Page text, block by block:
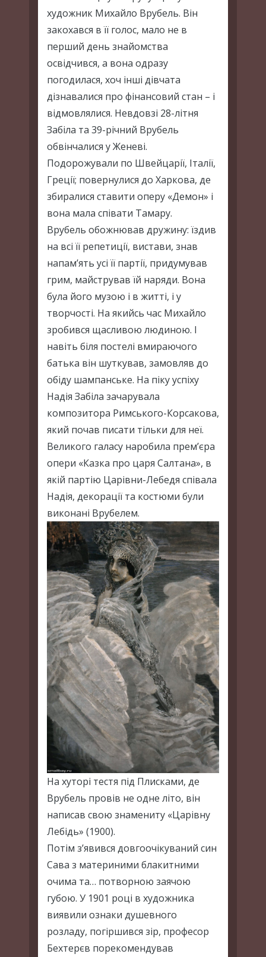
художник Михайло Врубель. Він
закохався в її голос, мало не в
перший день знайомства
освідчився, а вона одразу
погодилася, хоч інші дівчата
дізнавалися про фінансовий стан – і
відмовлялися. Невдовзі 28-літня
Забіла та 39-річний Врубель
обвінчалися у Женеві.
Подорожували по Швейцарії, Італії,
Греції; повернулися до Харкова, де
збиралися ставити оперу «Демон» і
вона мала співати Тамару.
Врубель обожнював дружину: їздив
на всі її репетиції, вистави, знав
напам’ять усі її партії, придумував
грим, майстрував їй наряди. Вона
була його музою і в житті, і у
творчості. На якийсь час Михайло
зробився щасливою людиною. І
навіть біля постелі вмираючого
батька він шуткував, замовляв до
обіду шампанське. На піку успіху
Надія Забіла зачарувала
композитора Римського-Корсакова,
який почав писати тільки для неї.
Великого галасу наробила прем’єра
опери «Казка про царя Салтана», в
якій партію Царівни-Лебедя співала
Надія, декорації та костюми були
виконані Врубелем.
На хуторі тестя під Плисками, де
Врубель провів не одне літо, він
написав свою знамениту «Царівну
Лебідь» (1900).
Потім з’явився довгоочікуваний син
Сава з материними блакитними
очима та… потворною заячою
губою. У 1901 році в художника
виявили ознаки душевного
розладу, погіршився зір, професор
Бехтерєв порекомендував